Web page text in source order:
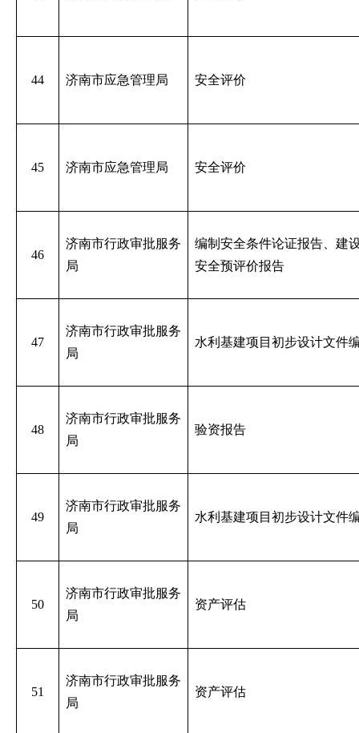
44 济南市应急管理局 安全评价
45 济南市应急管理局 安全评价
46
济南市行政审批服务
局
编制安全条件论证报告、建
安全预评价报告
47
济南市行政审批服务
局
水利基建项目初步设计文件
48
济南市行政审批服务
局
验资报告
49
济南市行政审批服务
局
水利基建项目初步设计文件
50
济南市行政审批服务
局
资产评估
51
济南市行政审批服务
局
资产评估